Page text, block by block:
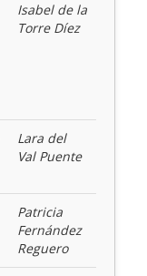
Isabel de la
Torre Díez
Lara del
Val Puente
Patricia
Fernández
Reguero